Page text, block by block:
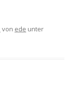
von ede unter